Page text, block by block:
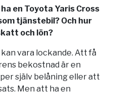
en Toyota Yaris Cross
tjänstebil? Och hur
och lön?
vara lockande. Att få
bekostnad är en
själv belåning eller att
Men att ha en